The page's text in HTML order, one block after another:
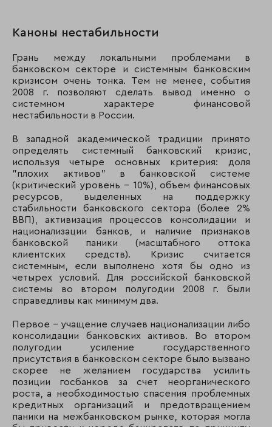
64 65
65 53 Запсибкомбанк
66 59 Банк "Авангард"
58 СНГБ
69 71 МБСП
70 90 Первобанк
71 75 СКБ банк
72 70 Мастер-банк
62 КБ РБР
77 ВБРР
76 68 Банк Северная
77 85 Кб "Восточный"
78 81 ЛОКО-Банк
79 78 Новикомбанк
Каноны нестабильности
Грань между локальными проблемами в
банковском секторе и системным банковским
кризисом очень тонка. Тем не менее, события
2008 г. позволяют сделать вывод именно о
системном характере финансовой
нестабильности в России.
В западной академической традиции принято
определять системный банковский кризис,
используя четыре основных критерия: доля
"плохих активов" в банковской системе
(критический уровень – 10%), объем финансовых
ресурсов, выделенных на поддержку
стабильности банковского сектора (более 2%
ВВП), активизация процессов консолидации и
национализации банков, и наличие признаков
банковской паники (масштабного оттока
клиентских средств). Кризис считается
системным, если выполнено хотя бы одно из
четырех условий. Для российской банковской
системы во втором полугодии 2008 г. были
справедливы как минимум два.
Первое – учащение случаев национализации либо
консолидации банковских активов. Во втором
полугодии усиление государственного
присутствия в банковском секторе было вызвано
скорее не желанием государства усилить
позиции госбанков за счет неорганического
роста, а необходимостью спасения проблемных
кредитных организаций и предотвращением
паники на межбанковском рынке, которая могла